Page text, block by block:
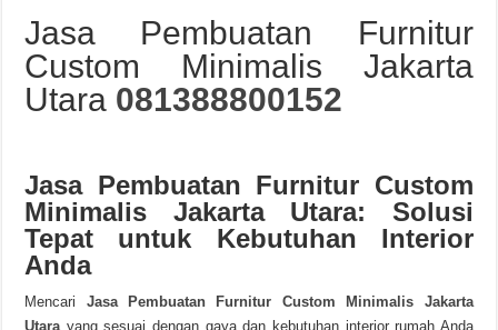
Jasa Pembuatan Furnitur
Custom Minimalis Jakarta
Utara 081388800152
Jasa Pembuatan Furnitur Custom
Minimalis Jakarta Utara: Solusi
Tepat untuk Kebutuhan Interior
Anda
Mencari Jasa Pembuatan Furnitur Custom Minimalis Jakarta
Utarayang sesuai dengan gaya dan kebutuhan interior rumah Anda